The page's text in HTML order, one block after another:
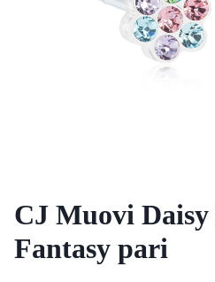
CJ Muovi
Fantasy pari